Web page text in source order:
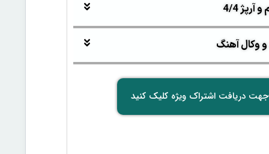
4/4
وکال آهنگ
جهت دریافت اشتراک ویژه کلیک کنید